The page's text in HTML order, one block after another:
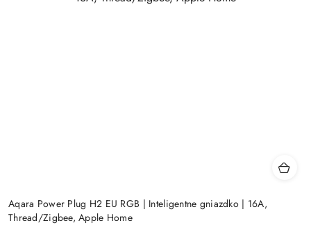
Aqara Power Plug H2 EU RGB | Inteligentne gniazdko | 16A,
Thread/Zigbee, Apple Home